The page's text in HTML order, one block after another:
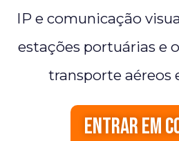
IP e comunicação
estações portuárias e
transporte aéreos
Entrar em